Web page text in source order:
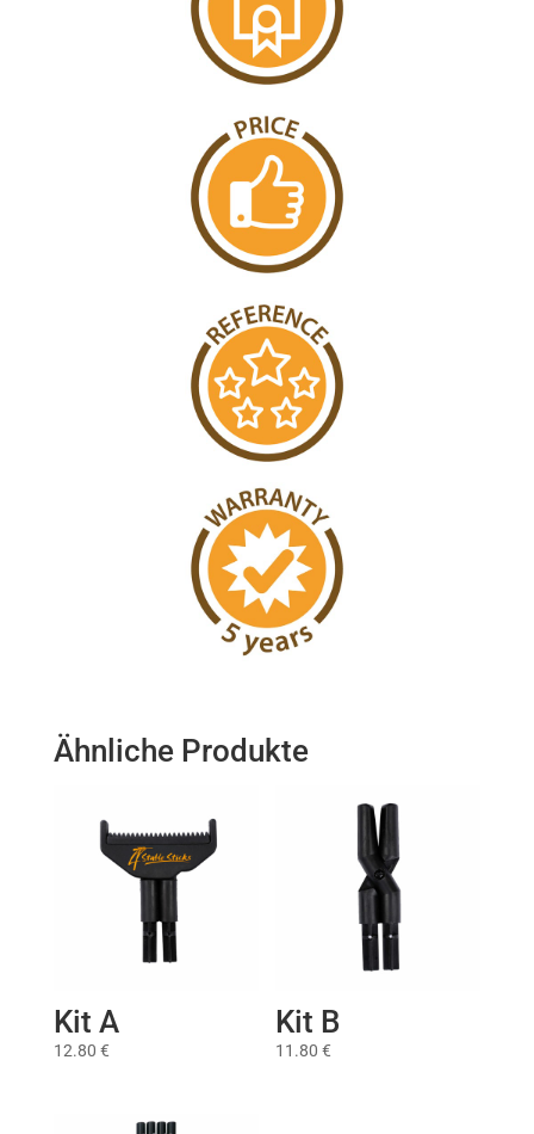
Ähnliche Produkte
Kit A
12.80 €
Kit B
11.80€